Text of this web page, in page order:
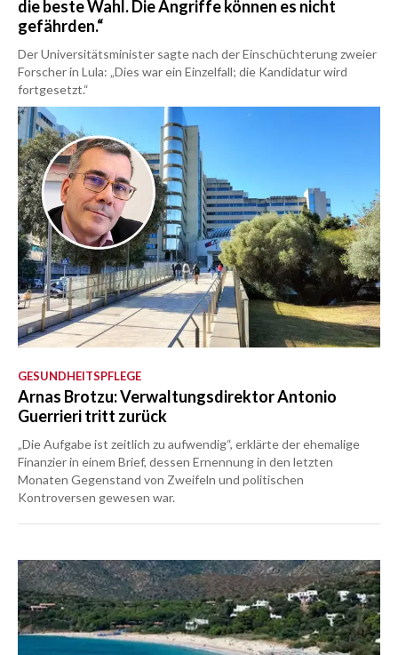
die beste Wahl. Die Angriffe können es nicht
gefährden.“
Der Universitätsminister sagte nach der Einschüchterung zweier
Forscher in Lula: „Dies war ein Einzelfall; die Kandidatur wird
fortgesetzt.“
GESUNDHEITSPFLEGE
Arnas Brotzu: Verwaltungsdirektor Antonio
Guerrieri tritt zurück
„Die Aufgabe ist zeitlich zu aufwendig“, erklärte der ehemalige
Finanzier in einem Brief, dessen Ernennung in den letzten
Monaten Gegenstand von Zweifeln und politischen
Kontroversen gewesen war.